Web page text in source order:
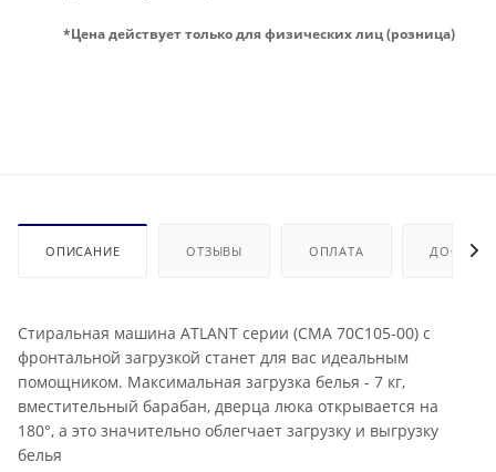
*Цена действует только для физических лиц (розница)
ОПИСАНИЕ ОТЗЫВЫ ОПЛАТА
Стиральная машина ATLANT серии (СМА 70С105-00) с
фронтальной загрузкой станет для вас идеальным
помощником. Максимальная загрузка белья - 7 кг,
вместительный барабан, дверца люка открывается на
180°, а это значительно облегчает загрузку и выгрузку
белья